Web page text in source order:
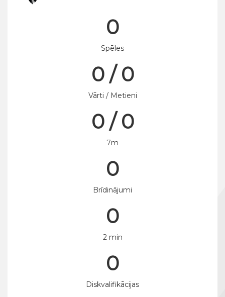
0
Spēles
0 / 0
Vārti / Metieni
0 / 0
7m
0
Brīdinājumi
0
2 min
0
Diskvalifikācijas